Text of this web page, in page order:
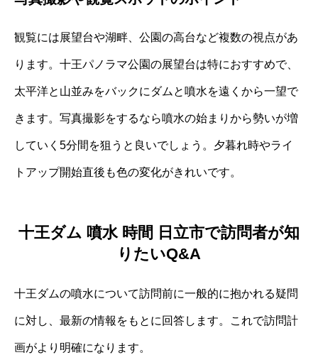
観覧には展望台や湖畔、公園の高台など複数の視点があ
ります。十王パノラマ公園の展望台は特におすすめで、
太平洋と山並みをバックにダムと噴水を遠くから一望で
きます。写真撮影をするなら噴水の始まりから勢いが増
していく5分間を狙うと良いでしょう。夕暮れ時やライ
トアップ開始直後も色の変化がきれいです。
十王ダム 噴水 時間 日立市で訪問者が知
りたいQ&A
十王ダムの噴水について訪問前に一般的に抱かれる疑問
に対し、最新の情報をもとに回答します。これで訪問計
画がより明確になります。